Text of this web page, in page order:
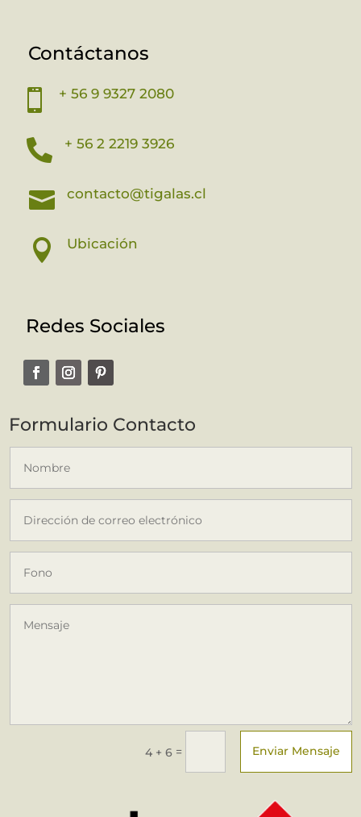
Contáctanos
 + 56 9 9327 2080
 + 56 2 2219 3926
 contacto@tigalas.cl
 Ubicación
Redes Sociales
Formulario Contacto
4 + 6= Enviar Mensaje